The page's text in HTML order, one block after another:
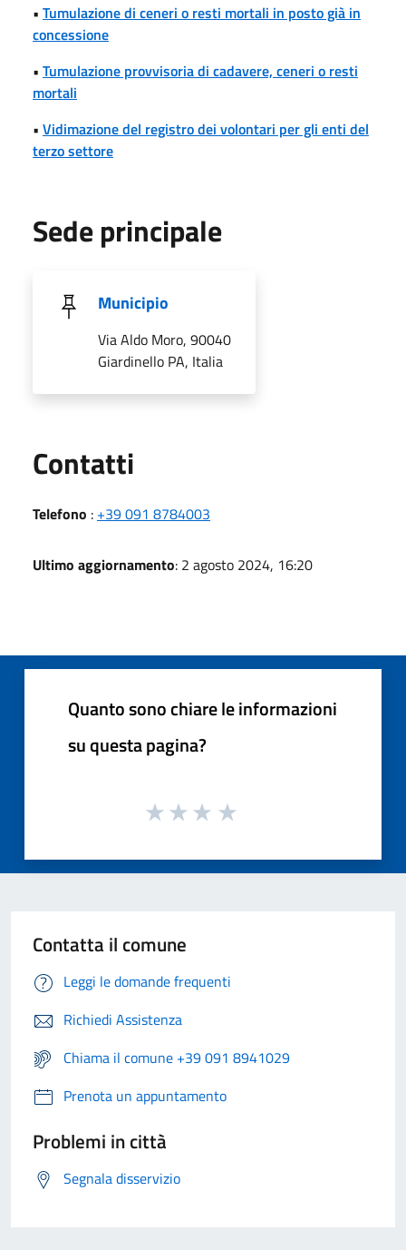
• Tumulazione di ceneri o resti mortali in posto già in
concessione
• Tumulazione provvisoria di cadavere, ceneri o resti
mortali
• Vidimazione del registro dei volontari per gli enti del
terzo settore
Sede principale
Municipio
Via Aldo Moro, 90040
Giardinello PA, Italia
Contatti
Telefono : +39 091 8784003
Ultimo aggiornamento: 2 agosto 2024, 16:20
Quanto sono chiare le informazioni
su questa pagina?
Contatta il comune
Leggi le domande frequenti
Richiedi Assistenza
Chiama il comune +39 091 8941029
Prenota un appuntamento
Problemi in città
Segnala disservizio